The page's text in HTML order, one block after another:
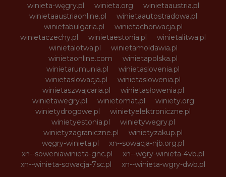
winieta-węgry.pl
winieta.org
winietaaustria.pl
winietaaustriaonline.pl
winietaautostradowa.pl
winietabulgaria.pl
winietachorwacja.pl
winietaczechy.pl
winietaestonia.pl
winietalitwa.pl
winietalotwa.pl
winietamoldawia.pl
winietaonline.com
winietapolska.pl
winietarumunia.pl
winietaslovenia.pl
winietaslowacja.pl
winietaslowenia.pl
winietaszwajcaria.pl
winietasłowenia.pl
winietawegry.pl
winietomat.pl
winiety.org
winietydrogowe.pl
winietyelektroniczne.pl
winietyestonia.pl
winietywegry.pl
winietyzagraniczne.pl
winietyzakup.pl
węgry-winieta.pl
xn--sowacja-njb.org.pl
xn--soweniawinieta-gnc.pl
xn--wgry-winieta-4vb.pl
xn--winieta-sowacja-7sc.pl
xn--winieta-wgry-dwb.pl